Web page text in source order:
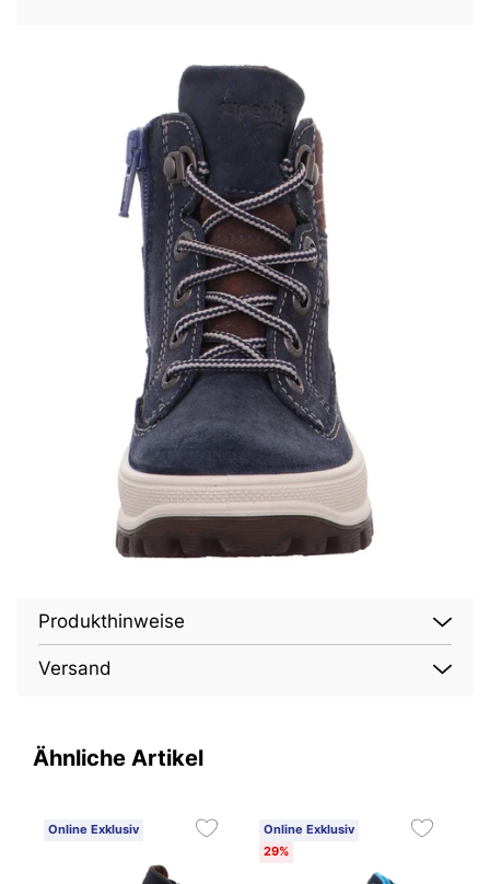
Produkthinweise
Versand
Ähnliche Artikel
Online Exklusiv
Online Exklusiv
29%